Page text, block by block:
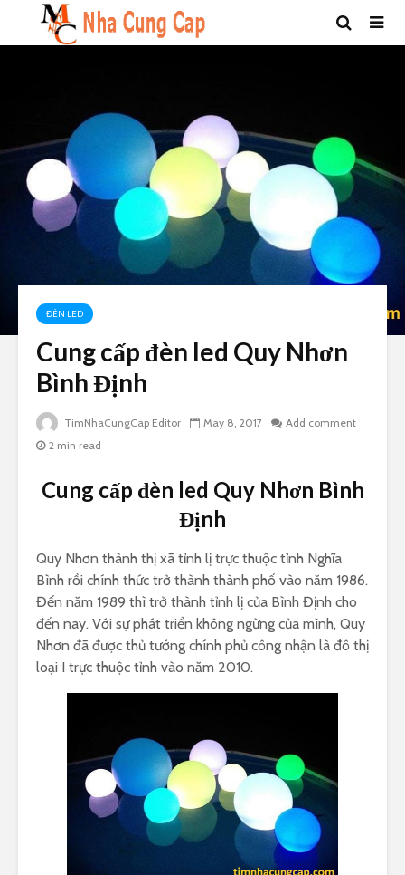
ĐÈN LED
Cung cấp đèn led Quy Nhơn
Bình Định
TimNhaCungCap Editor May 8, 2017
Add comment
2 min read
Cung cấp đèn led Quy Nhơn Bình
Định
Quy Nhơn thành thị xã tỉnh lị trực thuộc tỉnh Nghĩa
Bình rồi chính thức trở thành thành phố vào năm 1986.
Đến năm 1989 thì trở thành tỉnh lị của Bình Định cho
đến nay. Với sự phát triển không ngừng của mình, Quy
Nhơn đã được thủ tướng chính phủ công nhận là đô thị
loại I trực thuộc tỉnh vào năm 2010.